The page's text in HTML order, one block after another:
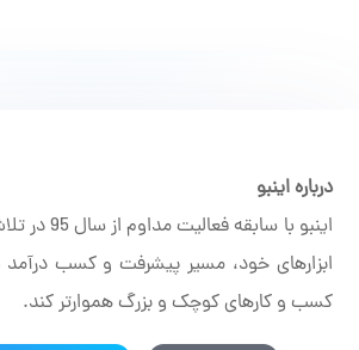
درباره اینبو
اینبو با
ابزارهای خود، مسیر پیشرفت و کسب درآمد
کسب و کارهای کوچک و بزرگ هموارتر کند.